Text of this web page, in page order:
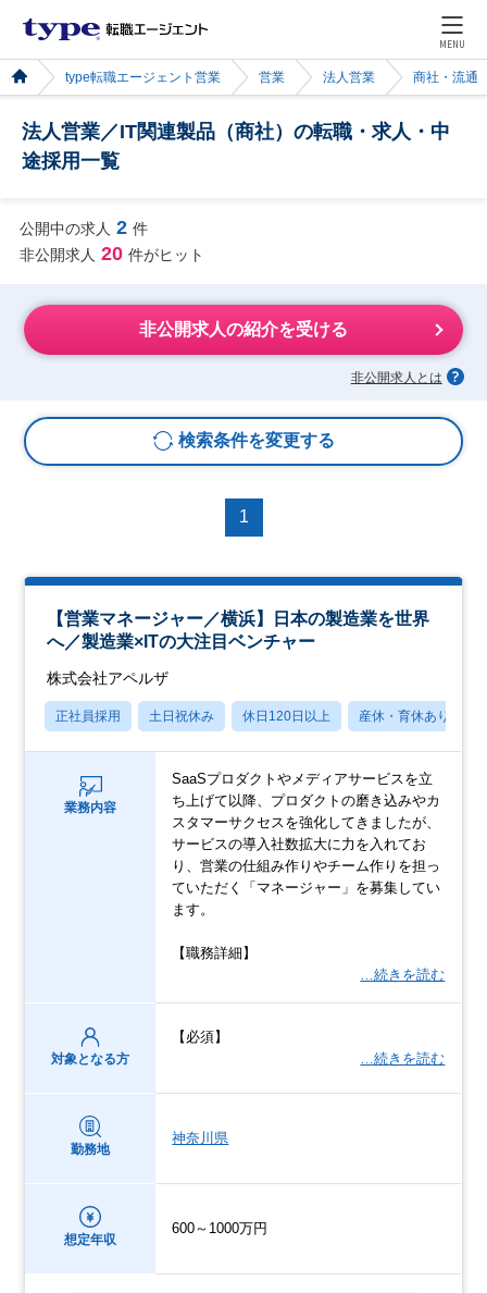
MENU
type転職エージェント営業 営業 法人営業 商社・流通
法人営業／IT関連製品（商社）の転職・求人・中
途採用一覧
公開中の求人 2 件
非公開求人 20 件がヒット
非公開求人の紹介を受ける
非公開求人とは
検索条件を変更する
1
【営業マネージャー／横浜】日本の製造業を世界
へ／製造業×ITの大注目ベンチャー
株式会社アペルザ
正社員採用 土日祝休み 休日120日以上 産休・育休あり
業務内容
SaaSプロダクトやメディアサービスを立
ち上げて以降、プロダクトの磨き込みやカ
スタマーサクセスを強化してきましたが、
サービスの導入社数拡大に力を入れてお
り、営業の仕組み作りやチーム作りを担っ
ていただく「マネージャー」を募集してい
ます。
【職務詳細】
…続きを読む
対象となる方
【必須】
…続きを読む
勤務地
神奈川県
想定年収
600～1000万円